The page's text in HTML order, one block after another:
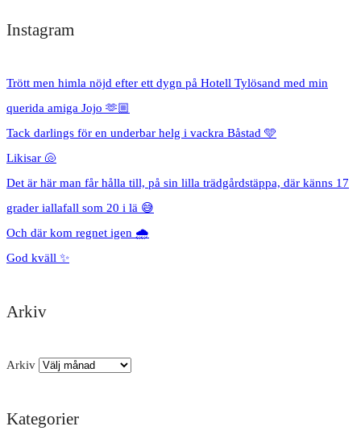
Instagram
Trött men himla nöjd efter ett dygn på Hotell Tylösand med min
querida amiga Jojo 🫶🏼
Tack darlings för en underbar helg i vackra Båstad 🩵
Likisar 🐚
Det är här man får hålla till, på sin lilla trädgårdstäppa, där känns 17
grader iallafall som 20 i lä 😅
Och där kom regnet igen 🌧️
God kväll ✨
Arkiv
Arkiv
Kategorier